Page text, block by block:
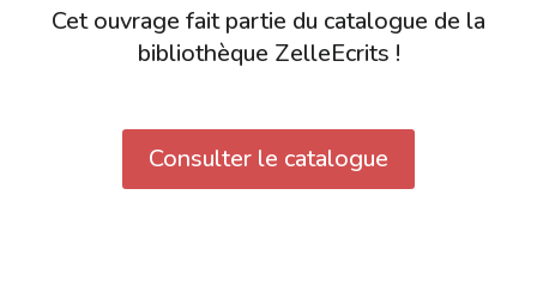
Cet ouvrage fait partie du catalogue de la
bibliothèque ZelleEcrits !
Consulter le catalogue